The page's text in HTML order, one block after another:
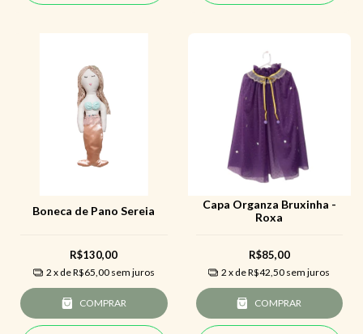
Boneca de Pano Sereia
R$130,00
2 x deR$65,00 sem juros
COMPRAR
Capa Organza Bruxinha -
Roxa
R$85,00
2 x deR$42,50 sem juros
COMPRAR